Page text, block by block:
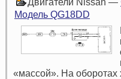
Двигатели Nissan —
Модель QG18DD
«массой». На